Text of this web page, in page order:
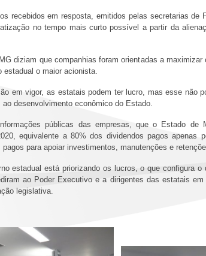
recebidos em resposta, emitidos pelas secretarias
no tempo mais curto possível a partir da
diziam que companhias foram orientadas a
estadual o maior acionista.
em vigor, as estatais podem ter lucro, mas esse não
desenvolvimento econômico do Estado.
públicas das empresas, que o Estado de
equivalente a 80% dos dividendos pagos apenas
para apoiar investimentos, manutenções e
estadual está priorizando os lucros, o que configura
ao Poder Executivo e a dirigentes das estatais
legislativa.